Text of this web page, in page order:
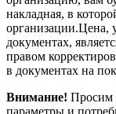
накладная, в
организации.Цена,
документах,
правом
в документах на
Внимание! Просим